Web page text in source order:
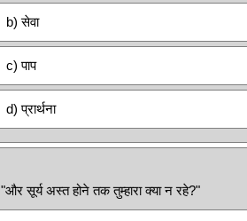
b) सेवा
c) पाप
d) प्रार्थना
"और सूर्य अस्त होने तक तुम्हारा क्या न रहे?"